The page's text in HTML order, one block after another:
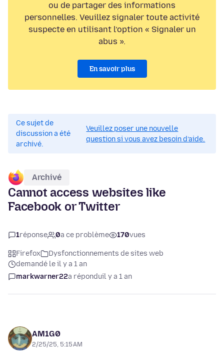
ou de partager des informations
personnelles. Veuillez signaler toute activité
suspecte en utilisant l’option « Signaler un
abus ».
En savoir plus
Ce sujet de
discussion a été
archivé.
Veuillez poser une nouvelle
question si vous avez besoin d’aide.
Archivé
Cannot access websites like
Facebook or Twitter
1réponse 0a ce problème 170vues
Firefox
Dysfonctionnements de sites web
demandé le il y a 1 an
markwarner22a réponduil y a 1 an
AM1G0
2/25/25, 5:15 AM